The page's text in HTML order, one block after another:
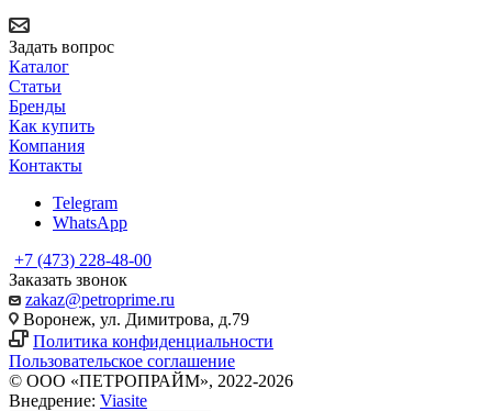
Задать вопрос
Каталог
Статьи
Бренды
Как купить
Компания
Контакты
Telegram
WhatsApp
+7 (473) 228-48-00
Заказать звонок
zakaz@petroprime.ru
Воронеж, ул. Димитрова, д.79
Политика конфиденциальности
Пользовательское соглашение
© ООО «ПЕТРОПРАЙМ», 2022-2026
Внедрение: Viasite